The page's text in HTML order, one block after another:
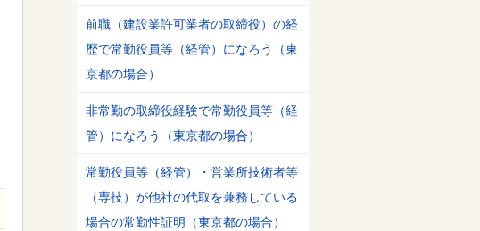
前職（建設業許可業者の取締役）の経
歴で常勤役員等（経管）になろう（東
京都の場合）
非常勤の取締役経験で常勤役員等（経
管）になろう（東京都の場合）
常勤役員等（経管）・営業所技術者等
（専技）が他社の代取を兼務している
場合の常勤性証明（東京都の場合）